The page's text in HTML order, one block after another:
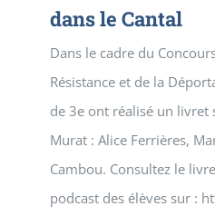
dans le Cantal
Dans le cadre du
Résistance et de la
de 3e ont réalisé un livret
Murat : Alice Ferrières,
Cambou. Consultez le
podcast des élèves sur :